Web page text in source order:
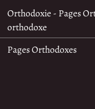
Orthodoxie - Pages
orthodoxe
Pages Orthodoxes